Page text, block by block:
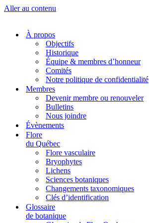
Aller au contenu
À propos
Objectifs
Historique
Équipe & membres d’honneur
Comités
Notre politique de confidentialité
Membres
Devenir membre ou renouveler
Bulletins
Nous joindre
Évènements
Flore
du Québec
Flore vasculaire
Bryophytes
Lichens
Sciences botaniques
Changements taxonomiques
Clés d’identification
Glossaire
de botanique